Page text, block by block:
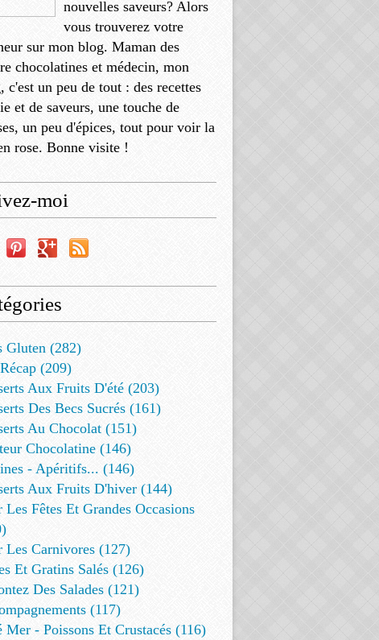
nouvelles saveurs? Alors
vous trouverez votre
sur mon blog. Maman des
chocolatines et médecin, mon
c'est un peu de tout : des recettes
et de saveurs, une touche de
un peu d'épices, tout pour voir la
rose. Bonne visite !
moi
Gluten (282)
(209)
Aux Fruits D'été (203)
Des Becs Sucrés (161)
Au Chocolat (151)
Chocolatine (146)
- Apéritifs... (146)
Aux Fruits D'hiver (144)
Les Fêtes Et Grandes Occasions
Les Carnivores (127)
Et Gratins Salés (126)
Des Salades (121)
(117)
Mer - Poissons Et Crustacés (116)